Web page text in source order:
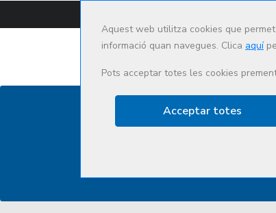
Aquest web utilitza cookies que
informació quan navegues. Clica aquí
Pots acceptar totes les cookies
Acceptar totes